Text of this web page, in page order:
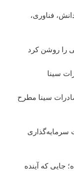
فناوری،
را روشن کرد
سینا
سینا مطرح
سرمایه‌گذاری
جایی که آینده